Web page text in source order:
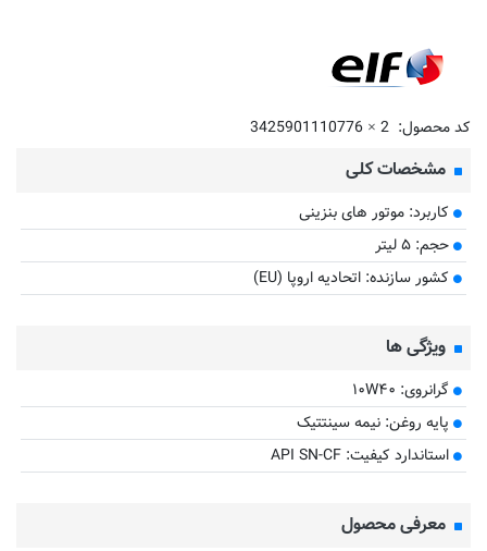
کد محصول: 3425901110776 × 2
مشخصات کلی
کاربرد: موتور های بنزینی
حجم: ۵ لیتر
کشور سازنده: اتحادیه اروپا (EU)
ویژگی ها
گرانروی: ۱۰W۴۰
پایه روغن: نیمه سینتتیک
استاندارد کیفیت: API SN-CF
معرفی محصول